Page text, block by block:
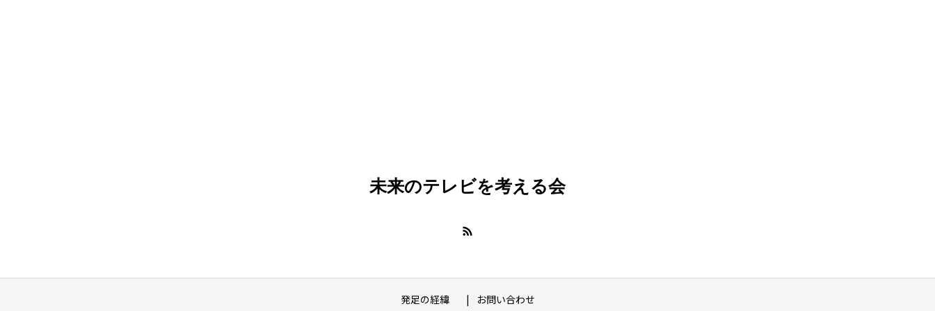
未来のテレビを考える会
発足の経緯 お問い合わせ